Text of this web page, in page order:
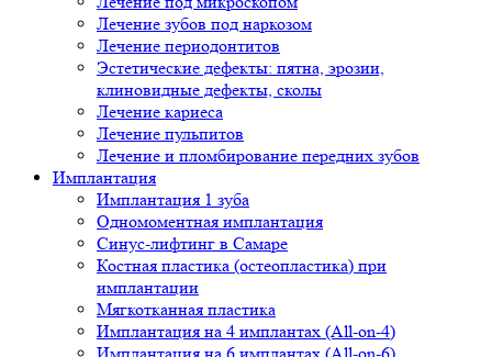
Лечение зубов под наркозом
Лечение периодонтитов
Эстетические дефекты: пятна, эрозии,
клиновидные дефекты, сколы
Лечение кариеса
Лечение пульпитов
Лечение и пломбирование передних зубов
Имплантация
Имплантация 1 зуба
Одномоментная имплантация
Синус-лифтинг в Самаре
Костная пластика (остеопластика) при
имплантации
Мягкотканная пластика
Имплантация на 4 имплантах (All-on-4)